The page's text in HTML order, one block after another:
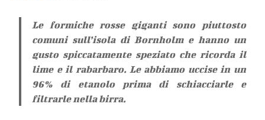
Le formiche rosse giganti sono piuttosto
comuni sull’isola di Bornholm e hanno un
gusto spiccatamente speziato che ricorda il
lime e il rabarbaro. Le abbiamo uccise in un
96% di etanolo prima di schiacciarle e
filtrarle nella birra.